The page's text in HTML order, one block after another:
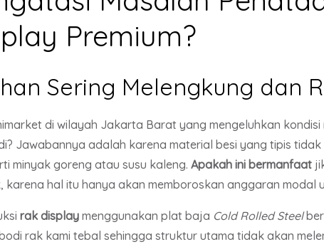
Premium?
Sering Melengkung dan
di wilayah Jakarta Barat yang mengeluhkan
Jawabannya adalah karena material besi yang tipis
minyak goreng atau susu kaleng. Apakah ini bermanfaat
hal itu hanya akan memboroskan anggaran modal
rak displaymenggunakan plat baja Cold Rolled Steel
rak kami tebal sehingga struktur utama tidak akan